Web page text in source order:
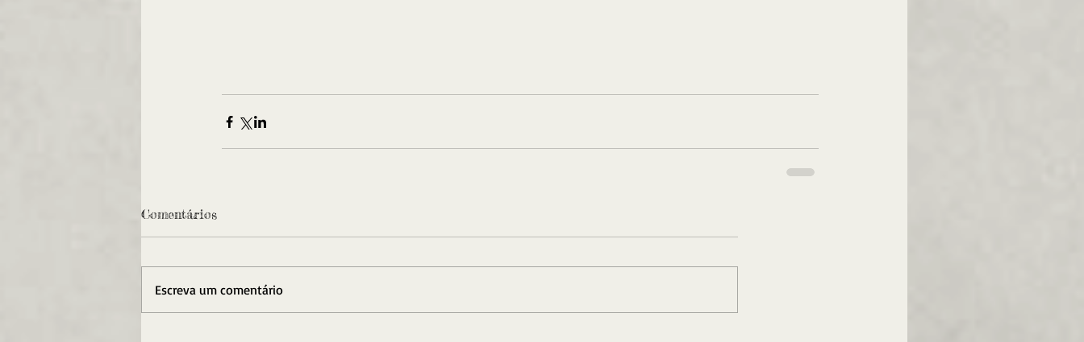
Comentários
Escreva um comentário